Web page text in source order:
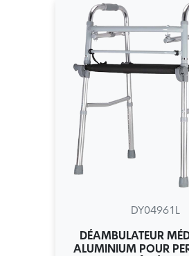
DY04961L
DÉAMBULATEUR
ALUMINIUM POUR